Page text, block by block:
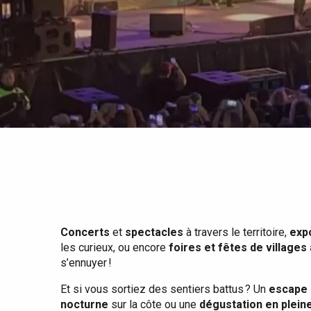
Tout l'agenda
Eté
Quand il pleut
Avec les enfants
Entre amis
Lieux branchés
Meilleurs brunch
Restaurants avec vue
Séjours en bord de
mer
Séjours en train
Séjours à vélo
Concerts et spectacles à travers le territoire,
les curieux, ou encore foires et fêtes de villages
s’ennuyer !
Et si vous sortiez des sentiers battus ? Un escape
nocturne sur la côte ou une dégustation en